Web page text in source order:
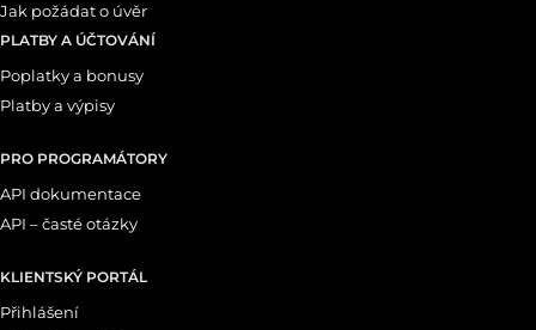
Jak požádat o úvěr
PLATBY A ÚČTOVÁNÍ
Poplatky a bonusy
Platby a výpisy
PRO PROGRAMÁTORY
API dokumentace
API – časté otázky
KLIENTSKÝ PORTÁL
Přihlášení